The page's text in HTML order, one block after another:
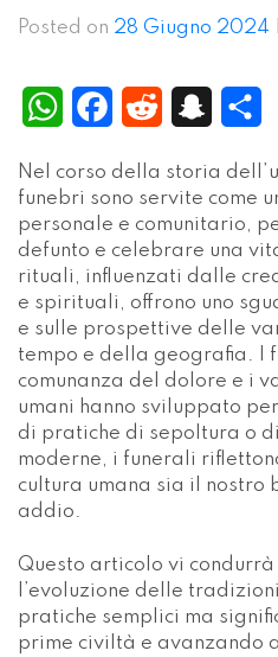
Posted on 28 Giugno 2024
WhatsAppFacebook
Reddit
Nel corso della storia
funebri sono servite come
personale e comunitario,
defunto e celebrare una
rituali, influenzati dalle
e spirituali, offrono uno
e sulle prospettive delle
tempo e della geografia. I
comunanza del dolore e i
umani hanno sviluppato
di pratiche di sepoltura o
moderne, i funerali
cultura umana sia il nostro
addio.
Questo articolo vi
l’evoluzione delle
pratiche semplici ma
prime civiltà e avanzando